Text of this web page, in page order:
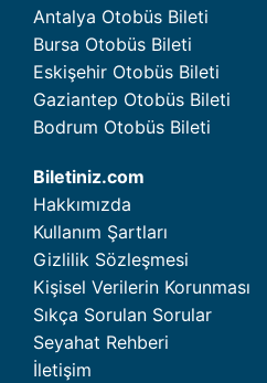
Antalya Otobüs Bileti
Bursa Otobüs Bileti
Eskişehir Otobüs Bileti
Gaziantep Otobüs Bileti
Bodrum Otobüs Bileti
Biletiniz.com
Hakkımızda
Kullanım Şartları
Gizlilik Sözleşmesi
Kişisel Verilerin Korunması
Sıkça Sorulan Sorular
Seyahat Rehberi
İletişim